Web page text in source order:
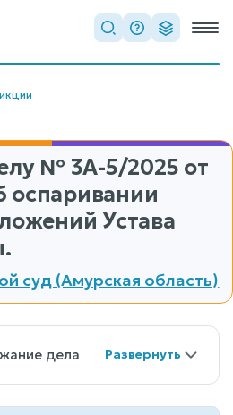
№ 3А-5/2025 от
оспаривании
Устава
суд (Амурская область)
дела